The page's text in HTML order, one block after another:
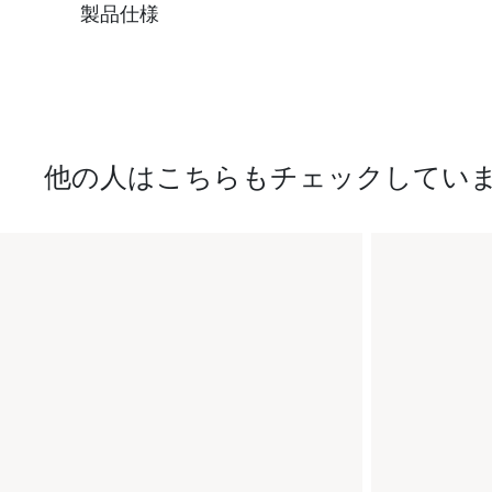
製品仕様
他の人はこちらもチェックしてい